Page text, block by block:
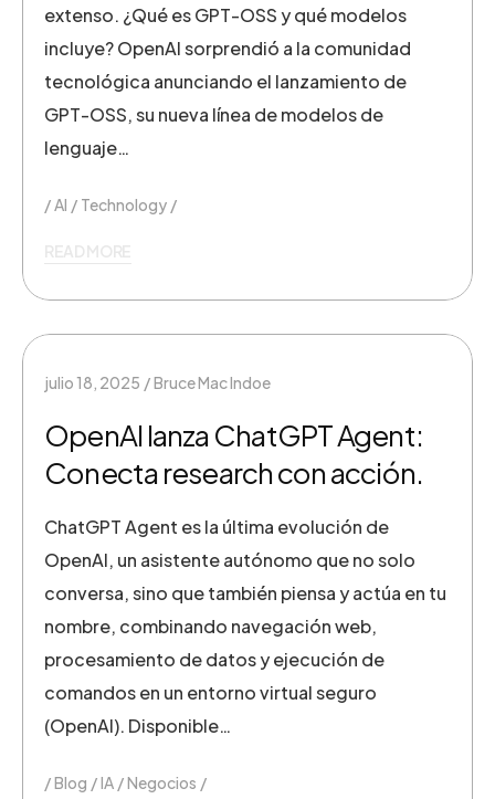
extenso. ¿Qué es GPT-OSS y qué modelos
incluye? OpenAI sorprendió a la comunidad
tecnológica anunciando el lanzamiento de
GPT-OSS, su nueva línea de modelos de
lenguaje…
AI Technology
julio 18, 2025 Bruce Mac Indoe
OpenAI lanza ChatGPT Agent:
Conecta research con acción.
ChatGPT Agent es la última evolución de
OpenAI, un asistente autónomo que no solo
conversa, sino que también piensa y actúa en tu
nombre, combinando navegación web,
procesamiento de datos y ejecución de
comandos en un entorno virtual seguro
(OpenAI). Disponible…
Blog IA Negocios